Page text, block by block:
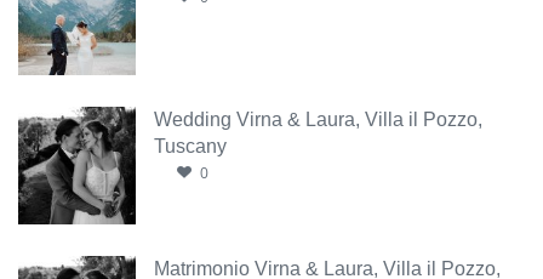
Wedding Virna & Laura, Villa il Pozzo,
Tuscany
0
Matrimonio Virna & Laura, Villa il Pozzo,